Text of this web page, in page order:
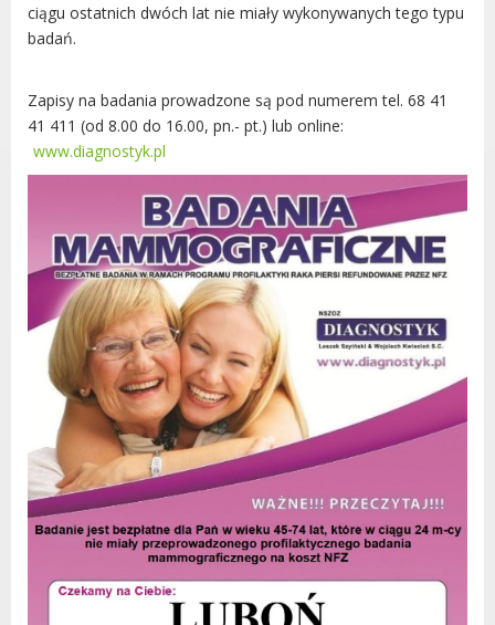
Terminarz spotkań komisji
Rada Gospodarcza
POZOSTAŁE
Państwowy Fundusz Rehabilitacji Osób
Niepełnosprawnych
Zakład Ubezpieczeń Społecznych
Poznańska Lokalna Organizacja
Turystyczna
Urząd statystyczny w Poznaniu
Instytut Rozwoju Wsi i Rolnictwa
Polskiej Akademii Nauk
Instytut Skrzynki
Wielkopolski Park Narodowy
Muzeum Narodowe Rolnictwa i
Przemysłu Rolno-Spożywczego w
Szreniawie
ciągu ostatnich dwóch lat nie miały wykonywanych tego typu
badań.
Zapisy na badania prowadzone są pod numerem tel. 68 41
41 411 (od 8.00 do 16.00, pn.- pt.) lub online:
www.diagnostyk.pl